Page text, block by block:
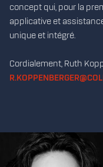
concept qui, pour la
applicative et
unique et intégré.
Cordialement, Ruth